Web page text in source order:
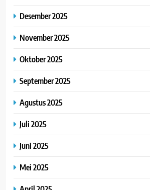
Desember 2025
November 2025
Oktober 2025
September 2025
Agustus 2025
Juli 2025
Juni 2025
Mei 2025